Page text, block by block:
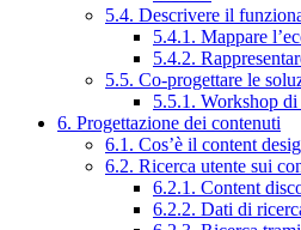
5.4. Descrivere il
5.4.1. Mappare
5.4.2.
5.5. Co-progettare le
5.5.1. Workshop
6. Progettazione dei contenuti
6.1. Cos’è il content
6.2. Ricerca utente sui
6.2.1. Content
6.2.2. Dati di